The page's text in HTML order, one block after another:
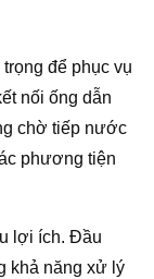
để phục vụ
nối ống dẫn
chờ tiếp nước
phương tiện
lợi ích. Đầu
khả năng xử lý